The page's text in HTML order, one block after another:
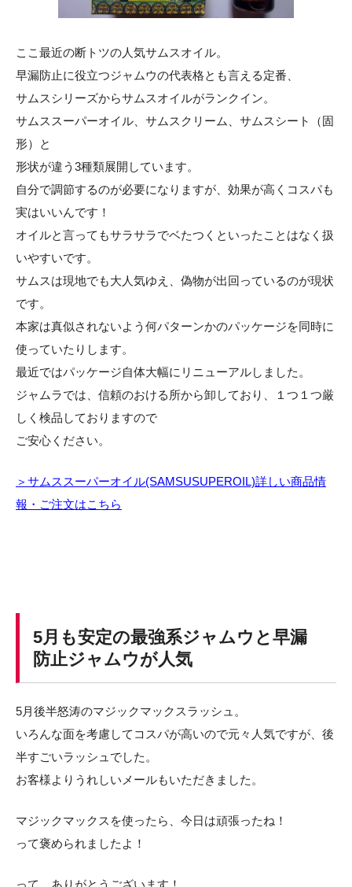
ここ最近の断トツの人気サムスオイル。
早漏防止に役立つジャムウの代表格とも言える定番、
サムスシリーズからサムスオイルがランクイン。
サムススーパーオイル、サムスクリーム、サムスシート（固
形）と
形状が違う3種類展開しています。
自分で調節するのが必要になりますが、効果が高くコスパも
実はいいんです！
オイルと言ってもサラサラでベたつくといったことはなく扱
いやすいです。
サムスは現地でも大人気ゆえ、偽物が出回っているのが現状
です。
本家は真似されないよう何パターンかのパッケージを同時に
使っていたりします。
最近ではパッケージ自体大幅にリニューアルしました。
ジャムラでは、信頼のおける所から卸しており、１つ１つ厳
しく検品しておりますので
ご安心ください。
＞サムススーパーオイル(SAMSUSUPEROIL)詳しい商品情
報・ご注文はこちら
5月も安定の最強系ジャムウと早漏
防止ジャムウが人気
5月後半怒涛のマジックマックスラッシュ。
いろんな面を考慮してコスパが高いので元々人気ですが、後
半すごいラッシュでした。
お客様よりうれしいメールもいただきました。
マジックマックスを使ったら、今日は頑張ったね！
って褒められましたよ！
って。ありがとうございます！